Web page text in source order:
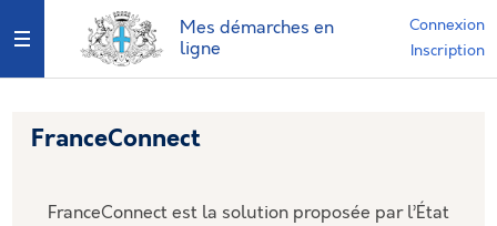
Mes démarches en
ligne
Connexion
Inscription
Ouvrir le menu
FranceConnect
FranceConnect est la solution proposée par l’État